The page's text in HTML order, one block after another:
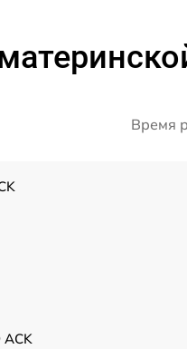
Время
ACK